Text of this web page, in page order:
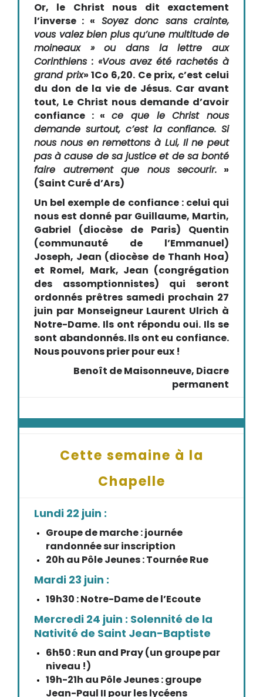
Or, le Christ nous dit exactement
l’inverse : « Soyez donc sans crainte,
vous valez bien plus qu’une multitude de
moineaux » ou dans la lettre aux
Corinthiens : «Vous avez été rachetés à
grand prix» 1Co 6,20. Ce prix, c’est celui
du don de la vie de Jésus. Car avant
tout, Le Christ nous demande d’avoir
confiance : «ce que le Christ nous
demande surtout, c’est la confiance. Si
nous nous en remettons à Lui, Il ne peut
pas à cause de sa justice et de sa bonté
faire autrement que nous secourir. »
(Saint Curé d’Ars)
Un bel exemple de confiance : celui qui
nous est donné par Guillaume, Martin,
Gabriel (diocèse de Paris) Quentin
(communauté de l’Emmanuel)
Joseph, Jean (diocèse de Thanh Hoa)
et Romel, Mark, Jean (congrégation
des assomptionnistes) qui seront
ordonnés prêtres samedi prochain 27
juin par Monseigneur Laurent Ulrich à
Notre-Dame. Ils ont répondu oui. Ils se
sont abandonnés. Ils ont eu confiance.
Nous pouvons prier pour eux !
Benoît de Maisonneuve, Diacre
permanent
Cette semaine à la
Chapelle
Lundi 22 juin :
Groupe de marche : journée
randonnée sur inscription
20h au Pôle Jeunes : Tournée Rue
Mardi 23 juin :
19h30 : Notre-Dame de l’Ecoute
Mercredi 24 juin : Solennité de la
Nativité de Saint Jean-Baptiste
6h50 : Run and Pray (un groupe par
niveau !)
19h-21h au Pôle Jeunes : groupe
Jean-Paul II pour les lycéens